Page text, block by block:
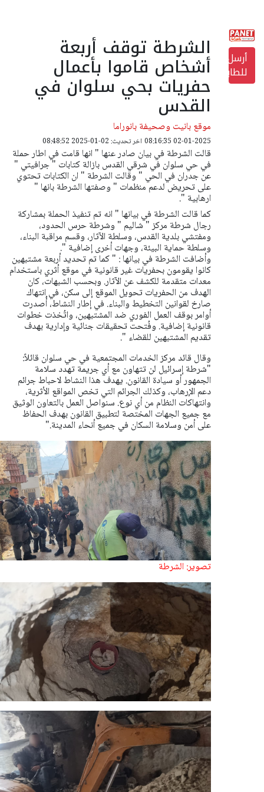
أرسل
للطابعة
الشرطة توقف أربعة
أشخاص قاموا بأعمال
حفريات بحي سلوان في
القدس
موقع بانيت وصحيفة بانوراما
02-01-2025 08:16:35 اخر تحديث: 02-01-2025 08:48:52
قالت الشرطة في بيان صادر عنها " انها قامت في اطار حملة
في حي سلوان في شرقي القدس بازالة كتابات " جرافيتي "
عن جدران في الحي " وقالت الشرطة " ان الكتابات تحتوي
على تحريض لدعم منظمات " وصفتها الشرطة بانها "
ارهابية ".
كما قالت الشرطة في بيانها " انه تم تنفيذ الحملة بمشاركة
رجال شرطة مركز " شاليم " وشرطةحرس الحدود،
ومفتشي بلدية القدس، وسلطة الآثار، وقسم مراقبة البناء،
وسلطة حماية البيئة، وجهات أخرى إضافية ".
وأضافت الشرطة في بيانها : " كما تم تحديد أربعة مشتبهين
كانوا يقومون بحفريات غير قانونية في موقع أثري باستخدام
معدات متقدمة للكشف عن الآثار. وبحسب الشبهات، كان
الهدف من الحفريات تحويل الموقع إلى سكن، في انتهاك
صارخ لقوانين التخطيط والبناء. في إطار النشاط، أُصدرت
أوامر بوقف العمل الفوري ضد المشتبهين، واتُخذت خطوات
قانونية إضافية. وفُتحت تحقيقات جنائية وإدارية بهدف
تقديم المشتبهين للقضاء ".
وقال قائد مركز الخدمات المجتمعية في حي سلوان قائلاً:
"شرطة إسرائيل لن تتهاون مع أي جريمة تهدد سلامة
الجمهور أو سيادة القانون. يهدف هذا النشاط لاحباط جرائم
دعم الإرهاب، وكذلك الجرائم التي تخص المواقع الأثرية،
وانتهاكات النظام من أي نوع. سنواصل العمل بالتعاون الوثيق
مع جميع الجهات المختصة لتطبيق القانون بهدف الحفاظ
على أمن وسلامة السكان في جميع أنحاء المدينة."
تصوير: الشرطة